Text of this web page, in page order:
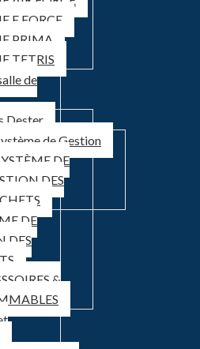
E FORCE
PRIMA
TETRIS
de
Dester
de Gestion
DE
DES
DE
DES
&